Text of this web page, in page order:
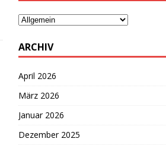
ARCHIV
April 2026
März 2026
Januar 2026
Dezember 2025